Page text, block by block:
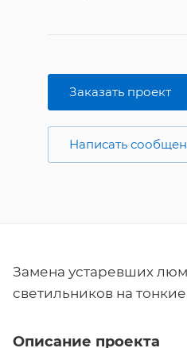
Заказать проект
Написать
Замена устаревших
светильников на
Описание проекта